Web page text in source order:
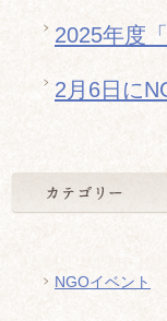
2025年度
2月6日に
NGOイベント